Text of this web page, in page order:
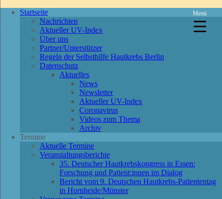
Startseite
Nachrichten
Aktueller UV-Index
Über uns
Partner/Unterstützer
Regeln der Selbsthilfe Hautkrebs Berlin
Datenschutz
Aktuelles
News
Newsletter
Aktueller UV-Index
Coronavirus
Videos zum Thema
Archiv
Termine
Aktuelle Termine
Veranstaltungsberichte
35. Deutscher Hautkrebskongress in Essen:
Forschung und Patient:innen im Dialog
Bericht vom 9. Deutschen Hautkrebs-Patiententag
in Hornheide/Münster
Menü